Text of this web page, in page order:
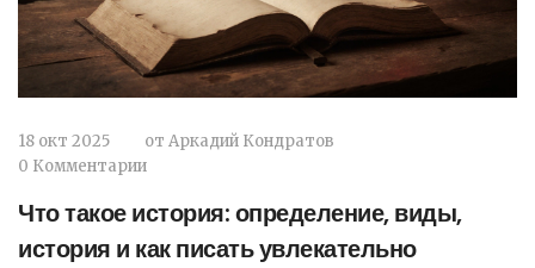
18 окт 2025 от Аркадий Кондратов
0 Комментарии
Что такое история: определение, виды,
история и как писать увлекательно